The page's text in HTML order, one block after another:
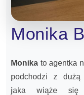
Monika
Monika to agentka
podchodzi z dużą
jaka wiąże się